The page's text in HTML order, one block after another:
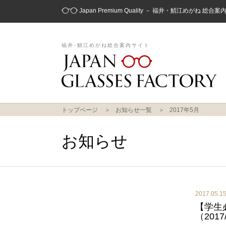
Japan Premium Quality － 福井・鯖江めがね 総合案
福井･鯖江めがね総合案内サイト
トップページ お知らせ一覧 2017年5月
お知らせ
2017.05.15
【学
（